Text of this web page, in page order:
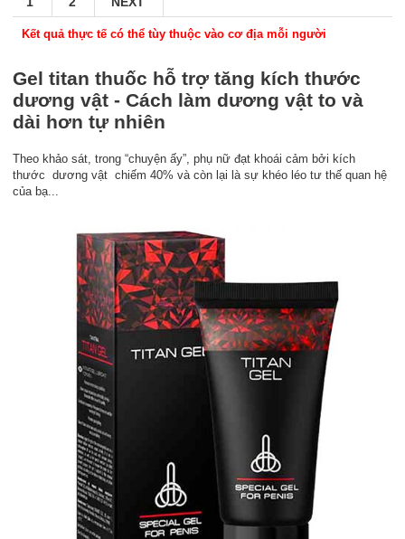
Kết quả thực tế có thể tùy thuộc vào cơ địa mỗi người
Gel titan thuốc hỗ trợ tăng kích thước
dương vật - Cách làm dương vật to và
dài hơn tự nhiên
Theo khảo sát, trong “chuyện ấy”, phụ nữ đạt khoái cảm bởi kích
thước dương vật chiếm 40% và còn lại là sự khéo léo tư thế quan hệ
của bạ...